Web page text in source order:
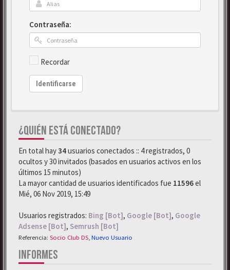
Contraseña:
Recordar
Identificarse
¿QUIÉN ESTÁ CONECTADO?
En total hay34usuarios conectados :: 4 registrados, 0
ocultos y 30 invitados (basados en usuarios activos en los
últimos 15 minutos)
La mayor cantidad de usuarios identificados fue 11596el
Mié, 06 Nov 2019, 15:49
Usuarios registrados: Bing [Bot], Google [Bot], Google
Adsense [Bot], Semrush [Bot]
Referencia: Socio Club DS Nuevo Usuario
INFORMES